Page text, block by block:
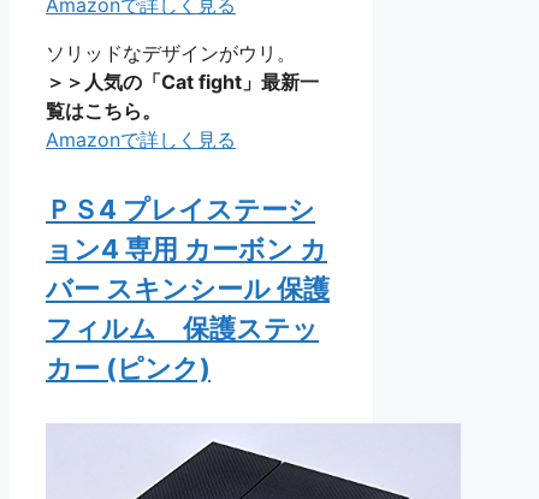
Amazonで詳しく見る
ソリッドなデザインがウリ。
＞＞人気の「Cat fight」最新一
覧はこちら。
Amazonで詳しく見る
ＰＳ4 プレイステーシ
ョン4 専用 カーボン カ
バー スキンシール 保護
フィルム 保護ステッ
カー (ピンク)